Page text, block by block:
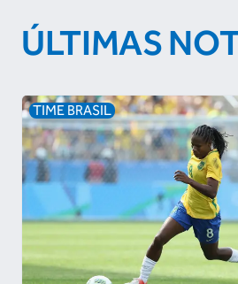
ÚLTIMAS
TIME BRASIL